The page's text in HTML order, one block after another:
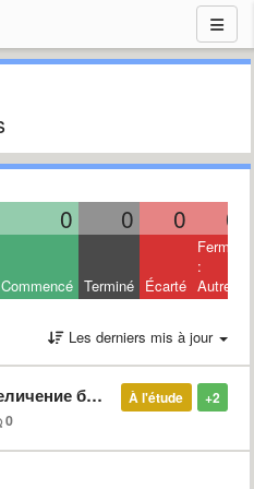
0 0 0 0
Commencé Terminé Écarté
Fermé
:
Autres
Les derniers mis à jour
+2
À l'étude
бюджета
0